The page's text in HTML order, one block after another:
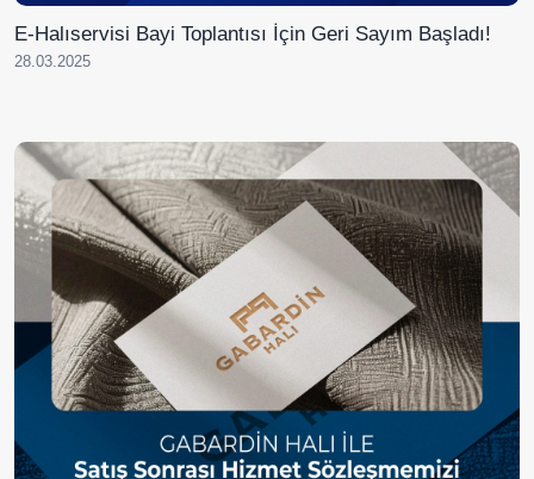
E-Halıservisi Bayi Toplantısı İçin Geri Sayım Başladı!
28.03.2025